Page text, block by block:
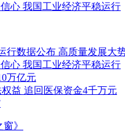
心 我国工业经济平稳运行
行数据公布 高质量发展大
心 我国工业经济平稳运行
万亿元
益 追回医保资金4千万元
》